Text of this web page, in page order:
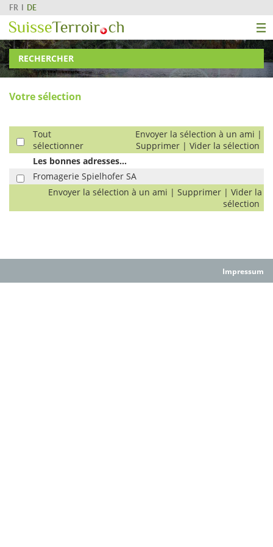
FR DE
RECHERCHER
Votre sélection
Tout
sélectionner
Envoyer la sélection à un ami |
Supprimer | Vider la sélection
Les bonnes adresses...
Fromagerie Spielhofer SA
Envoyer la sélection à un ami | Supprimer | Vider la
sélection
Impressum